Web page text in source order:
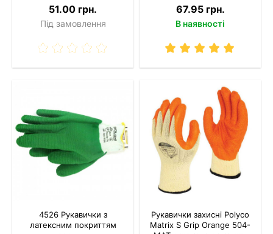
51.00 грн.
Під замовлення
67.95 грн.
В наявності
4526 Рукавички з
латексним покриттям
Рукавички захисні Polyco
Matrix S Grip Orange 504-